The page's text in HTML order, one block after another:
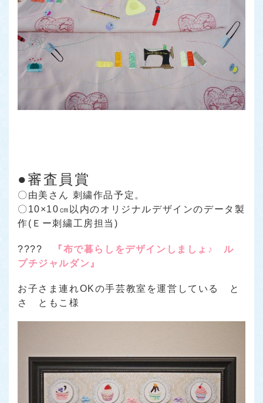
●審査員賞
〇由美さん 刺繍作品予定。
〇10×10㎝以内のオリジナルデザインのデータ製
作(Ｅー刺繍工房担当)
????
『布で暮らしをデザインしましょ♪ ル
プチジャルダン』
お子さま連れOKの手芸教室を運営している と
さ ともこ様